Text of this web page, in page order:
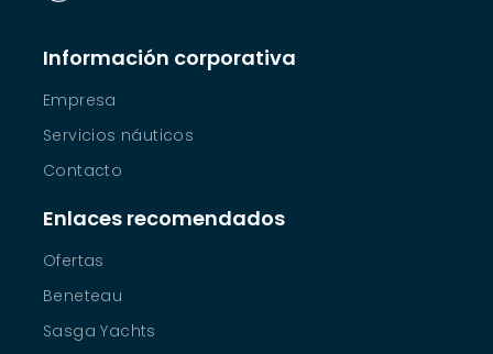
Información corporativa
Empresa
Servicios náuticos
Contacto
Enlaces recomendados
Ofertas
Beneteau
Sasga Yachts